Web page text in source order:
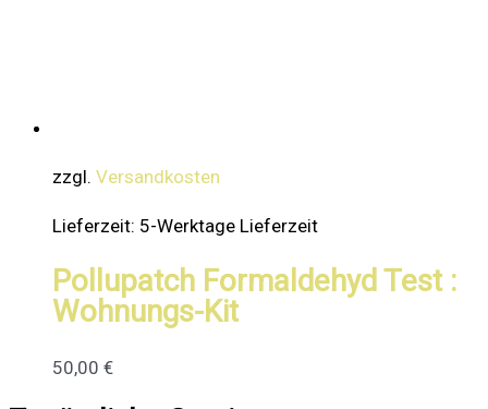
zzgl. Versandkosten
Lieferzeit: 5-Werktage Lieferzeit
Pollupatch Formaldehyd Test :
Wohnungs-Kit
50,00 €